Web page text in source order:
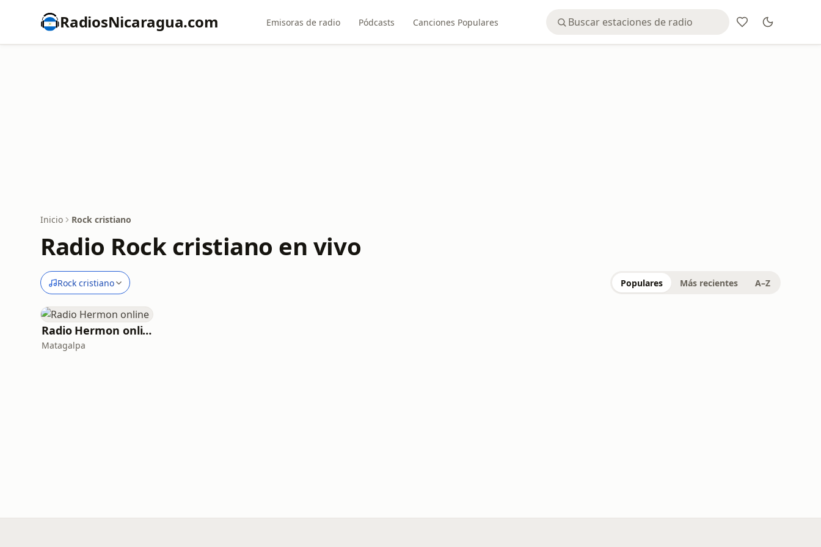
RadiosNicaragua.com Emisoras de radio Pódcasts Canciones Populares
Inicio Rock cristiano
Radio Rock cristiano en vivo
Rock cristiano Populares Más recientes A–Z
Radio Hermon online
Matagalpa